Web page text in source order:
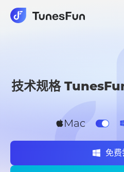
任何音乐转换器
技术规格
Mac
免费